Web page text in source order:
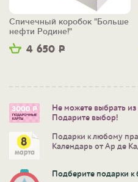
4 650 Р
Спичечный коробок "Больше
нефти Родине!"
Не можете выбрать
Подарите выбор!
Подарки к любому
Календарь от Ар де
Подберите подарки